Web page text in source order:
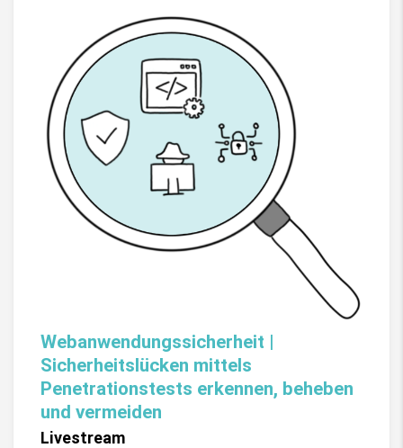
Webanwendungssicherheit |
Sicherheitslücken mittels
Penetrationstests erkennen, beheben
und vermeiden
Livestream